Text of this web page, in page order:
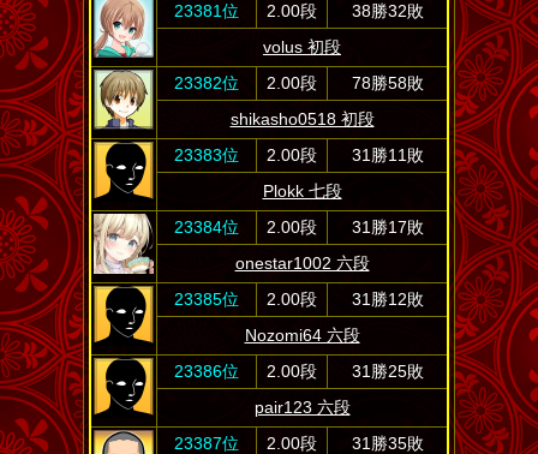
23381位
2.00段
38勝32敗
volus 初段
23382位
2.00段
78勝58敗
shikasho0518 初段
23383位
2.00段
31勝11敗
Plokk 七段
23384位
2.00段
31勝17敗
onestar1002 六段
23385位
2.00段
31勝12敗
Nozomi64 六段
23386位
2.00段
31勝25敗
pair123 六段
23387位
2.00段
31勝35敗